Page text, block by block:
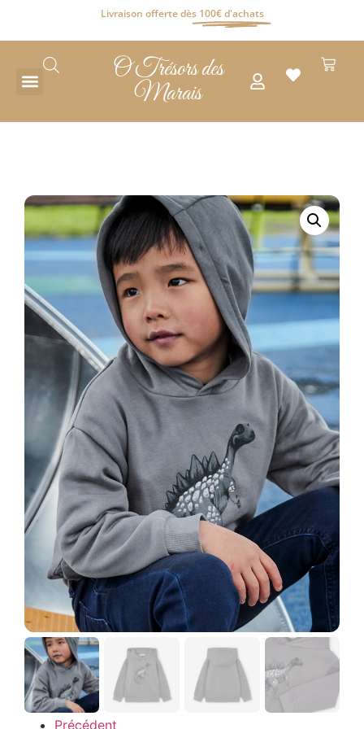
Livraison offerte dès 100€ d'achats
O Trésors des
Marais
Précédent